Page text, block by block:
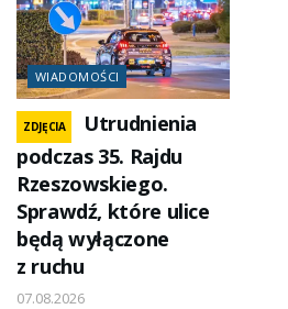
WIADOMOŚCI
ZDJĘCIA
Utrudnienia
podczas 35. Rajdu
Rzeszowskiego.
Sprawdź, które ulice
będą wyłączone
z ruchu
07.08.2026